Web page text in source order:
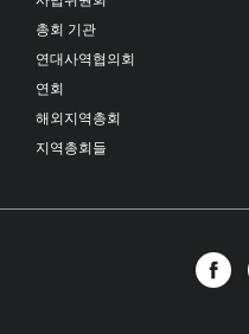
총회 기관
연대사역협의회
연회
해외지역총회
지역총회들